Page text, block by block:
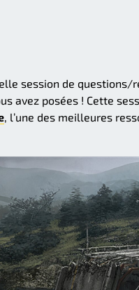
session de
avez posées ! Cette
, l’une des meilleures